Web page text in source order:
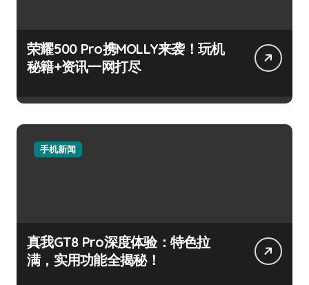
荣耀500 Pro携MOLLY来袭！玩机
秘籍+资讯一网打尽
手机新闻
真我GT8 Pro深度体验：特色拉
满，实用功能全揭秘！